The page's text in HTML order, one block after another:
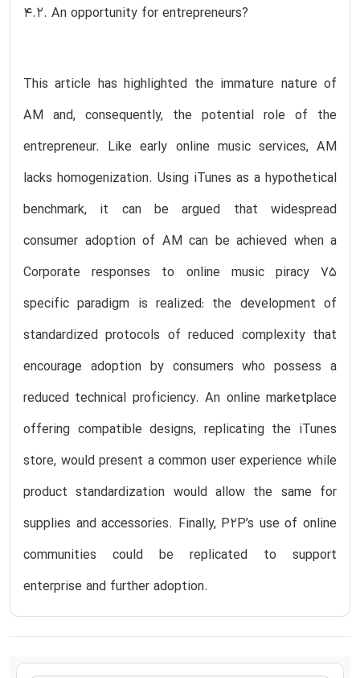
4.2. An opportunity for entrepreneurs?
This article has highlighted the immature nature of
AM and, consequently, the potential role of the
entrepreneur. Like early online music services, AM
lacks homogenization. Using iTunes as a hypothetical
benchmark, it can be argued that widespread
consumer adoption of AM can be achieved when a
Corporate responses to online music piracy 75
specific paradigm is realized: the development of
standardized protocols of reduced complexity that
encourage adoption by consumers who possess a
reduced technical proficiency. An online marketplace
offering compatible designs, replicating the iTunes
store, would present a common user experience while
product standardization would allow the same for
supplies and accessories. Finally, P2P’s use of online
communities could be replicated to support
enterprise and further adoption.